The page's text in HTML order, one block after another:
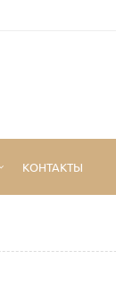
КОНТАКТЫ